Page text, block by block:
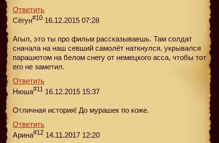
Ответить
Сёгун#10 16.12.2015 07:28
Агыл, это ты про фильм рассказываешь. Там солдат
сначала на наш севший самолёт наткнулся, укрывался
парашютом на белом снегу от немецкого асса, чтобы тот
его не заметил.
Ответить
Нюша#11 16.12.2015 15:37
Отличная история! До мурашек по коже.
Ответить
Арина#12 14.11.2017 12:20